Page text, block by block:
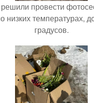
провести
низких температурах,
градусов.